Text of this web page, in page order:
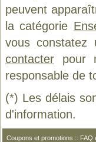
peuvent
la catégorie
vous
contacter pour
responsable de
(*) Les délais
d'information.
Coupons et promotions :: FAQ